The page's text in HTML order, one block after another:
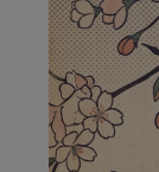
🔴
de la …